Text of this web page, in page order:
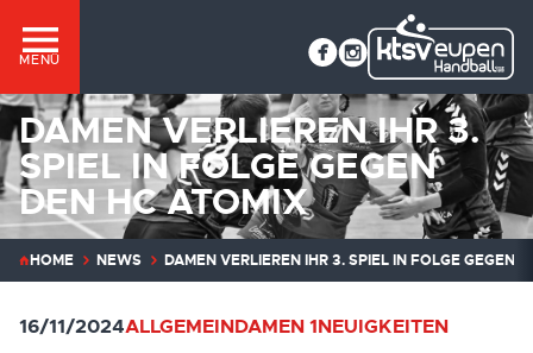
MENÜ
DAMEN VERLIEREN IHR 3.
SPIEL IN FOLGE GEGEN
DEN HC ATOMIX
HOME NEWS DAMEN VERLIEREN IHR 3. SPIEL IN FOLGE GEGEN
16/11/2024ALLGEMEINDAMEN 1NEUIGKEITEN